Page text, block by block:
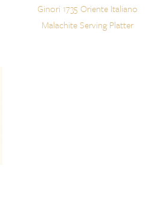
Ginori 1735 Oriente Italiano
Malachite Serving Platter